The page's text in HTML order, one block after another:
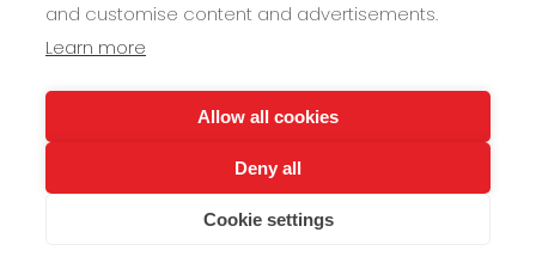
and customise content and advertisements.
Learn more
Allow all cookies
Deny all
Cookie settings